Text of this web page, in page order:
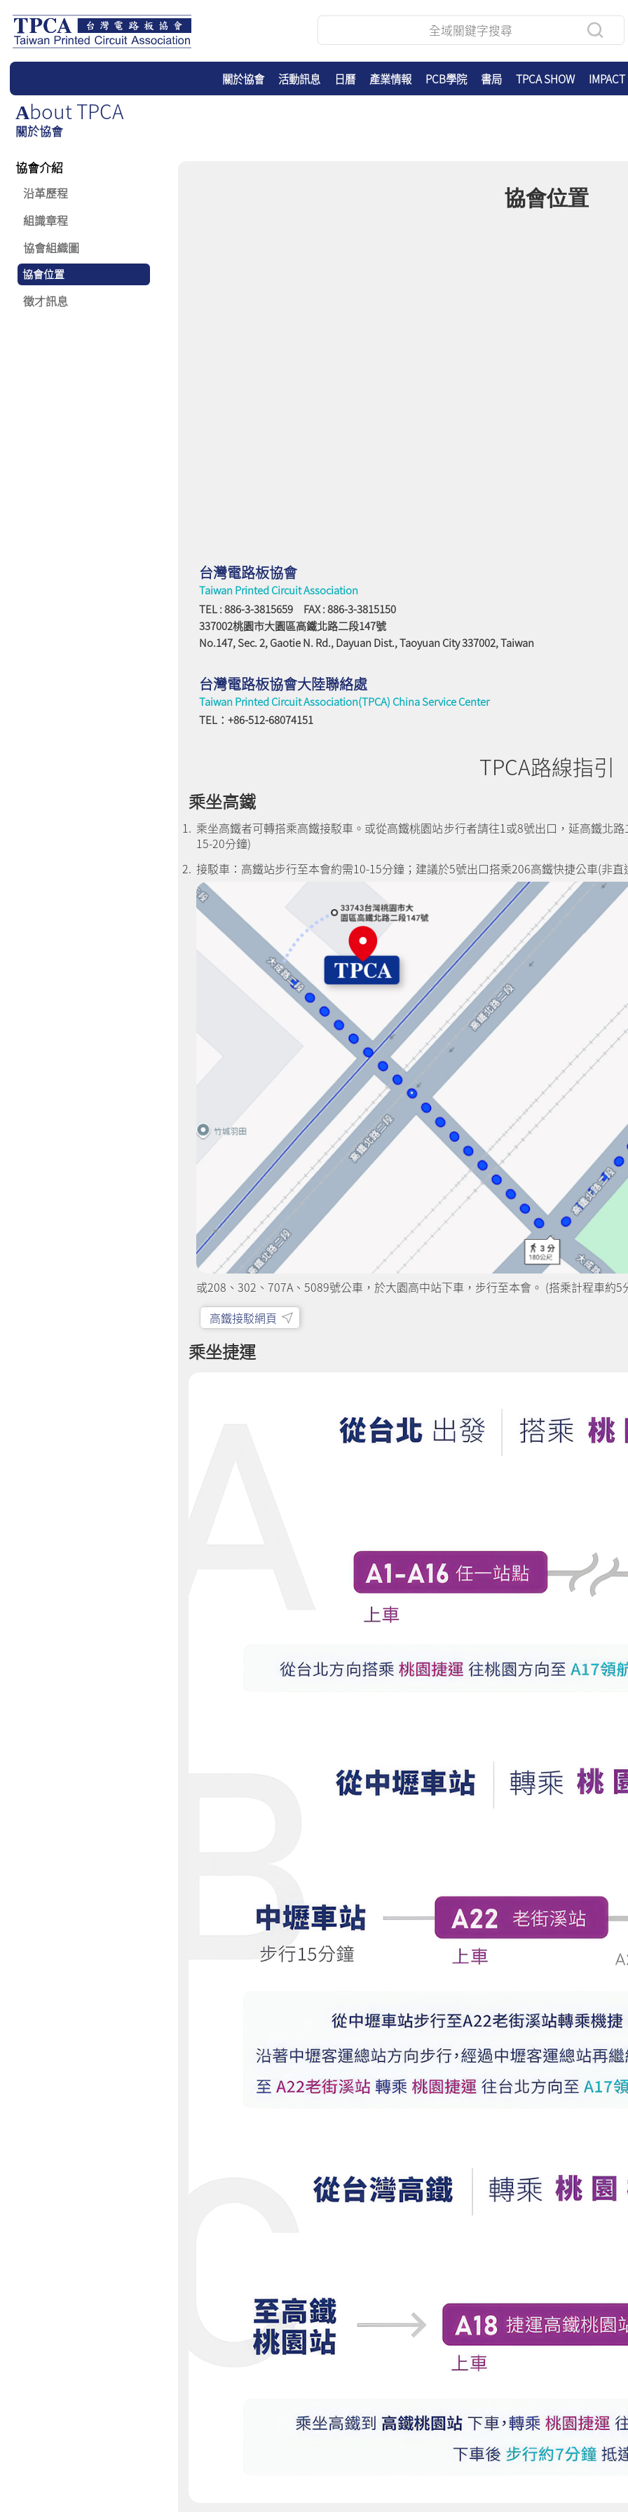
關於協會 活動訊息 日曆 產業情報 PCB學院 書局 TPCA SHOW IMPACT
ABout TPCA
關於協會
協會介紹
沿革歷程
組識章程
協會組織圖
協會位置
徵才訊息
協會位置
台灣電路板協會
Taiwan Printed Circuit Association
TEL : 886-3-3815659 FAX : 886-3-3815150
337002桃園市大園區高鐵北路二段147號
No.147, Sec. 2, Gaotie N. Rd., Dayuan Dist., Taoyuan City 337002, Taiwan
台灣電路板協會大陸聯絡處
Taiwan Printed Circuit Association(TPCA) China Service Center
TEL：+86-512-68074151
TPCA路線指引
乘坐高鐵
乘坐高鐵者可轉搭乘高鐵接駁車。或從高鐵桃園站步行者請往1或8號出口，延高鐵北
15-20分鐘)
接駁車：高鐵站步行至本會約需10-15分鐘；建議於5號出口搭乘206高鐵快捷公車(非
或208、302、707A、5089號公車，於大園高中站下車，步行至本會。 (搭乘計程車約5
高鐵接駁網頁
乘坐捷運